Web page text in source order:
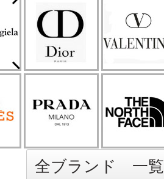
全ブランド 一覧